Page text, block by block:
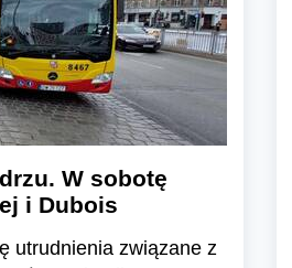
W sobotę
i Dubois
utrudnienia związane z